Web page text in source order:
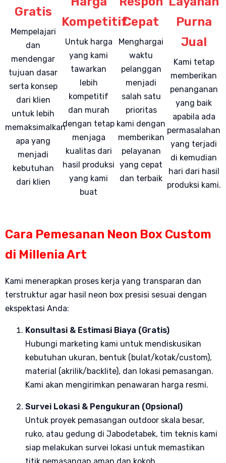
Gratis
Mempelajari
dan
mendengar
tujuan dasar
serta konsep
dari klien
untuk lebih
memaksimalkan
apa yang
menjadi
kebutuhan
dari klien
Kompetitif
Untuk harga
yang kami
tawarkan
lebih
kompetitif
dan murah
dengan tetap
menjaga
kualitas dari
hasil produksi
yang kami
buat
Cepat
Menghargai
waktu
pelanggan
menjadi
salah satu
prioritas
kami dengan
memberikan
pelayanan
yang cepat
dan terbaik
Purna
Jual
Kami tetap
memberikan
penanganan
yang baik
apabila ada
permasalahan
yang terjadi
di kemudian
hari dari hasil
produksi kami.
Cara Pemesanan Neon Box Custom
di Millenia Art
Kami menerapkan proses kerja yang transparan dan
terstruktur agar hasil neon box presisi sesuai dengan
ekspektasi Anda:
Konsultasi & Estimasi Biaya (Gratis)
Hubungi marketing kami untuk mendiskusikan
kebutuhan ukuran, bentuk (bulat/kotak/custom),
material (akrilik/backlite), dan lokasi pemasangan.
Kami akan mengirimkan penawaran harga resmi.
Survei Lokasi & Pengukuran (Opsional)
Untuk proyek pemasangan outdoor skala besar,
ruko, atau gedung di Jabodetabek, tim teknis kami
siap melakukan survei lokasi untuk memastikan